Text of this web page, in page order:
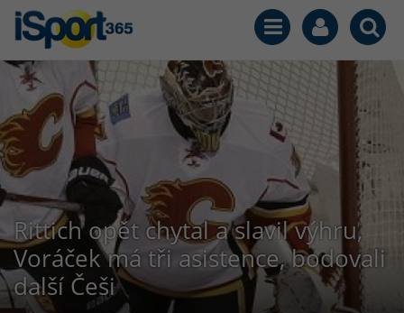
Rittich opět chytal a slavil výhru,
Voráček má tři asistence, bodovali
další Češi